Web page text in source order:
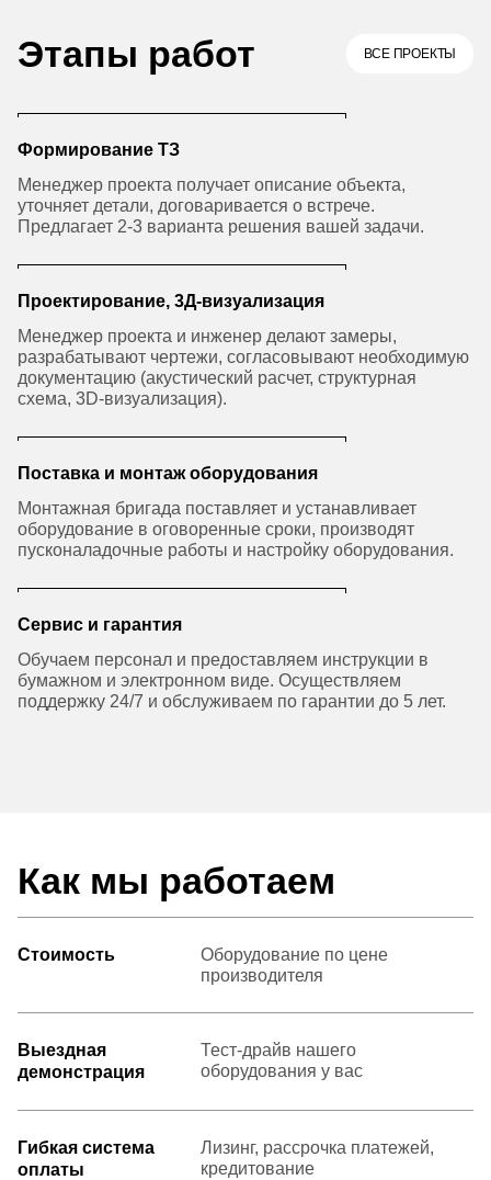
Этапы работ ВСЕ ПРОЕКТЫ
Формирование ТЗ
Менеджер проекта получает описание объекта,
уточняет детали, договаривается о встрече.
Предлагает 2-3 варианта решения вашей задачи.
Проектирование, 3Д-визуализация
Менеджер проекта и инженер делают замеры,
разрабатывают чертежи, согласовывают необходимую
документацию (акустический расчет, структурная
схема, 3D-визуализация).
Поставка и монтаж оборудования
Монтажная бригада поставляет и устанавливает
оборудование в оговоренные сроки, производят
пусконаладочные работы и настройку оборудования.
Сервис и гарантия
Обучаем персонал и предоставляем инструкции в
бумажном и электронном виде. Осуществляем
поддержку 24/7 и обслуживаем по гарантии до 5 лет.
Как мы работаем
Стоимость
Оборудование по цене
производителя
Выездная
демонстрация
Тест-драйв нашего
оборудования у вас
Гибкая система
оплаты
Лизинг, рассрочка платежей,
кредитование